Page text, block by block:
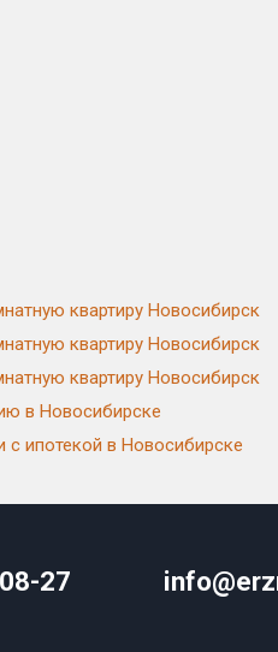
квартиру Новосибирск
квартиру Новосибирск
квартиру Новосибирск
в Новосибирске
с ипотекой в Новосибирске
27